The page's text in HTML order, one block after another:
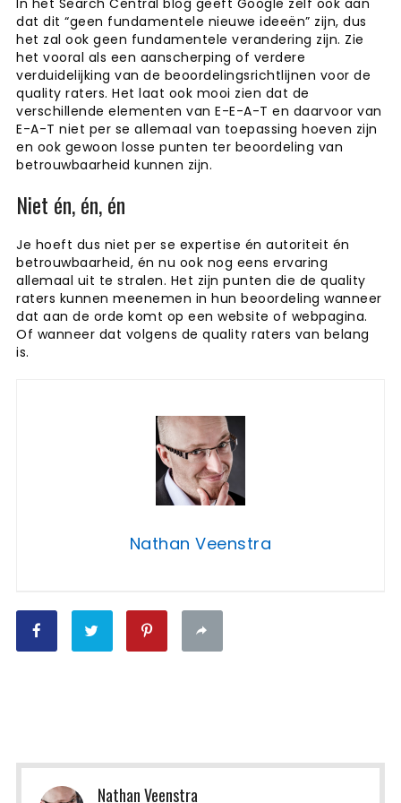
In het Search Central blog geeft Google zelf ook aan
dat dit “geen fundamentele nieuwe ideeën” zijn, dus
het zal ook geen fundamentele verandering zijn. Zie
het vooral als een aanscherping of verdere
verduidelijking van de beoordelingsrichtlijnen voor de
quality raters. Het laat ook mooi zien dat de
verschillende elementen van E-E-A-T en daarvoor van
E-A-T niet per se allemaal van toepassing hoeven zijn
en ook gewoon losse punten ter beoordeling van
betrouwbaarheid kunnen zijn.
Niet én, én, én
Je hoeft dus niet per se expertise én autoriteit én
betrouwbaarheid, én nu ook nog eens ervaring
allemaal uit te stralen. Het zijn punten die de quality
raters kunnen meenemen in hun beoordeling wanneer
dat aan de orde komt op een website of webpagina.
Of wanneer dat volgens de quality raters van belang
is.
Nathan Veenstra
Nathan Veenstra